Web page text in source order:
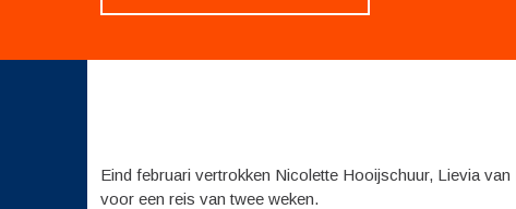
Eind februari vertrokken Nicolette Hooijschuur, Lievia
voor een reis van twee weken.